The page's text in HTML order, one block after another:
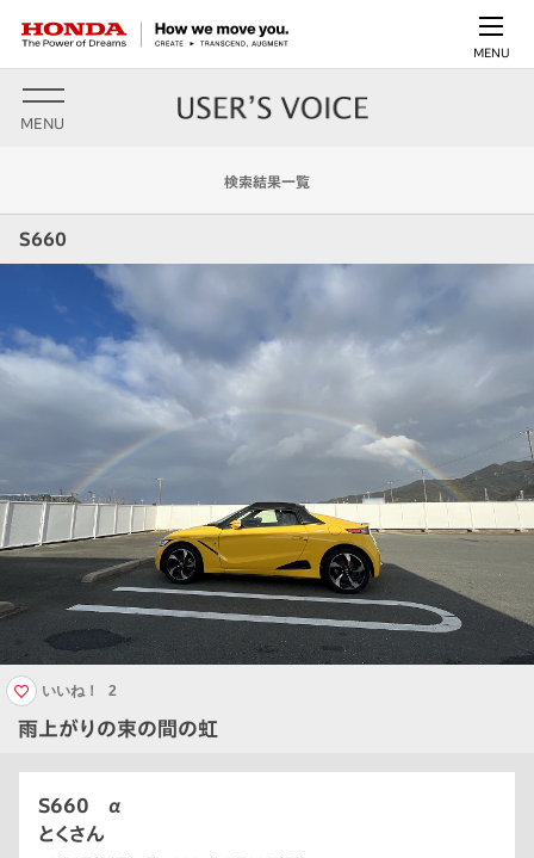
MENU
MENU
検索結果一覧
S660
雨上がりの束の間の虹
いいね！ 2
S660 α
とくさん